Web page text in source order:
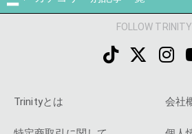
FOLLOW TRINITY
Trinityとは 会社